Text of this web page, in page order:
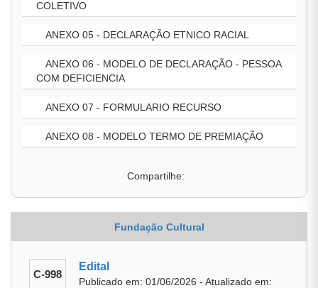
COLETIVO
ANEXO 05 - DECLARAÇÃO ETNICO RACIAL
ANEXO 06 - MODELO DE DECLARAÇÃO - PESSOA
COM DEFICIENCIA
ANEXO 07 - FORMULARIO RECURSO
ANEXO 08 - MODELO TERMO DE PREMIAÇÃO
Compartilhe:
Fundação Cultural
C-998
Edital
Publicado em: 01/06/2026 - Atualizado em: